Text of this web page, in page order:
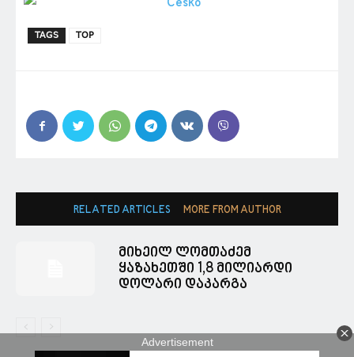
TAGS TOP
RELATED ARTICLES MORE FROM AUTHOR
მიხეილ ლომთაძემ
ყაზახეთში 1,8 მილიარდი
დოლარი დაკარგა